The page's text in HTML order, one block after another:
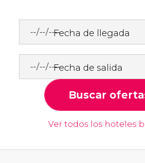
Fecha de llegada
Fecha de salida
Buscar
Ver todos los hoteles